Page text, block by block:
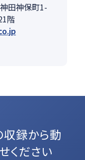
田神保町1-
階
収録から動
ください